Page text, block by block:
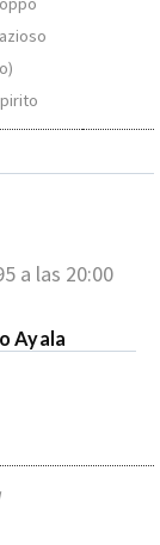
a las 20:00
Ayala